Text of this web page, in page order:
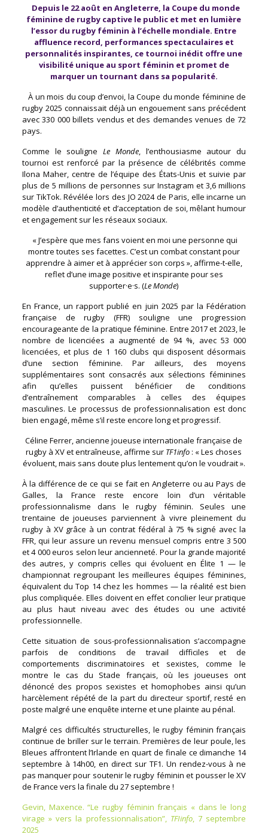
Depuis le 22 août en Angleterre, la Coupe du monde
féminine de rugby captive le public et met en lumière
l’essor du rugby féminin à l’échelle mondiale. Entre
affluence record, performances spectaculaires et
personnalités inspirantes, ce tournoi inédit offre une
visibilité unique au sport féminin et promet de
marquer un tournant dans sa popularité.
À un mois du coup d’envoi, la Coupe du monde féminine de
rugby 2025 connaissait déjà un engouement sans précédent
avec 330 000 billets vendus et des demandes venues de 72
pays.
Comme le souligneLe Monde, l’enthousiasme autour du
tournoi est renforcé par la présence de célébrités comme
Ilona Maher, centre de l’équipe des États-Unis et suivie par
plus de 5 millions de personnes sur Instagram et 3,6 millions
sur TikTok. Révélée lors des JO 2024 de Paris, elle incarne un
modèle d’authenticité et d’acceptation de soi, mêlant humour
et engagement sur les réseaux sociaux.
« J’espère que mes fans voient en moi une personne qui
montre toutes ses facettes. C’est un combat constant pour
apprendre à aimer et à apprécier son corps », affirme-t-elle,
reflet d’une image positive et inspirante pour ses
supporter·e·s. (Le Monde)
En France, un rapport publié en juin 2025 par la Fédération
française de rugby (FFR) souligne une progression
encourageante de la pratique féminine. Entre 2017 et 2023, le
nombre de licenciées a augmenté de 94 %, avec 53 000
licenciées, et plus de 1 160 clubs qui disposent désormais
d’une section féminine. Par ailleurs, des moyens
supplémentaires sont consacrés aux sélections féminines
afin qu’elles puissent bénéficier de conditions
d’entraînement comparables à celles des équipes
masculines. Le processus de professionnalisation est donc
bien engagé, même s’il reste encore long et progressif.
Céline Ferrer, ancienne joueuse internationale française de
rugby à XV et entraîneuse, affirme sur TF1info : « Les choses
évoluent, mais sans doute plus lentement qu’on le voudrait ».
À la différence de ce qui se fait en Angleterre ou au Pays de
Galles, la France reste encore loin d’un véritable
professionnalisme dans le rugby féminin. Seules une
trentaine de joueuses parviennent à vivre pleinement du
rugby à XV grâce à un contrat fédéral à 75 % signé avec la
FFR, qui leur assure un revenu mensuel compris entre 3 500
et 4 000 euros selon leur ancienneté. Pour la grande majorité
des autres, y compris celles qui évoluent en Élite 1 — le
championnat regroupant les meilleures équipes féminines,
équivalent du Top 14 chez les hommes — la réalité est bien
plus compliquée. Elles doivent en effet concilier leur pratique
au plus haut niveau avec des études ou une activité
professionnelle.
Cette situation de sous-professionnalisation s’accompagne
parfois de conditions de travail difficiles et de
comportements discriminatoires et sexistes, comme le
montre le cas du Stade français, où les joueuses ont
dénoncé des propos sexistes et homophobes ainsi qu’un
harcèlement répété de la part du directeur sportif, resté en
poste malgré une enquête interne et une plainte au pénal.
Malgré ces difficultés structurelles, le rugby féminin français
continue de briller sur le terrain. Premières de leur poule, les
Bleues affrontent l’Irlande en quart de finale ce dimanche 14
septembre à 14h00, en direct sur TF1. Un rendez-vous à ne
pas manquer pour soutenir le rugby féminin et pousser le XV
de France vers la finale du 27 septembre !
Gevin, Maxence. “Le rugby féminin français « dans le long
virage » vers la professionnalisation”, TFIinfo, 7 septembre
2025